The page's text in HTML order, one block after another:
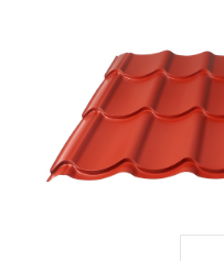
PYYDÄ TARJOUS